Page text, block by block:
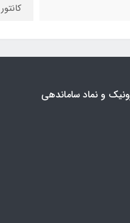
و نماد ساماندهی